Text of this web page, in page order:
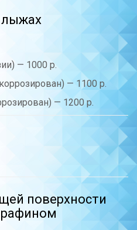
лыжах
— 1000 р.
— 1100 р.
— 1200 р.
поверхности